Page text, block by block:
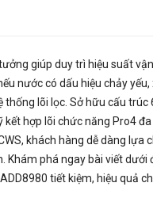
giúp duy trì hiệu suất
nước có dấu hiệu chảy
lõi lọc. Sở hữu cấu
kết hợp lõi chức năng Pro4
khách hàng dễ dàng
phá ngay bài viết
tiết kiệm, hiệu quả